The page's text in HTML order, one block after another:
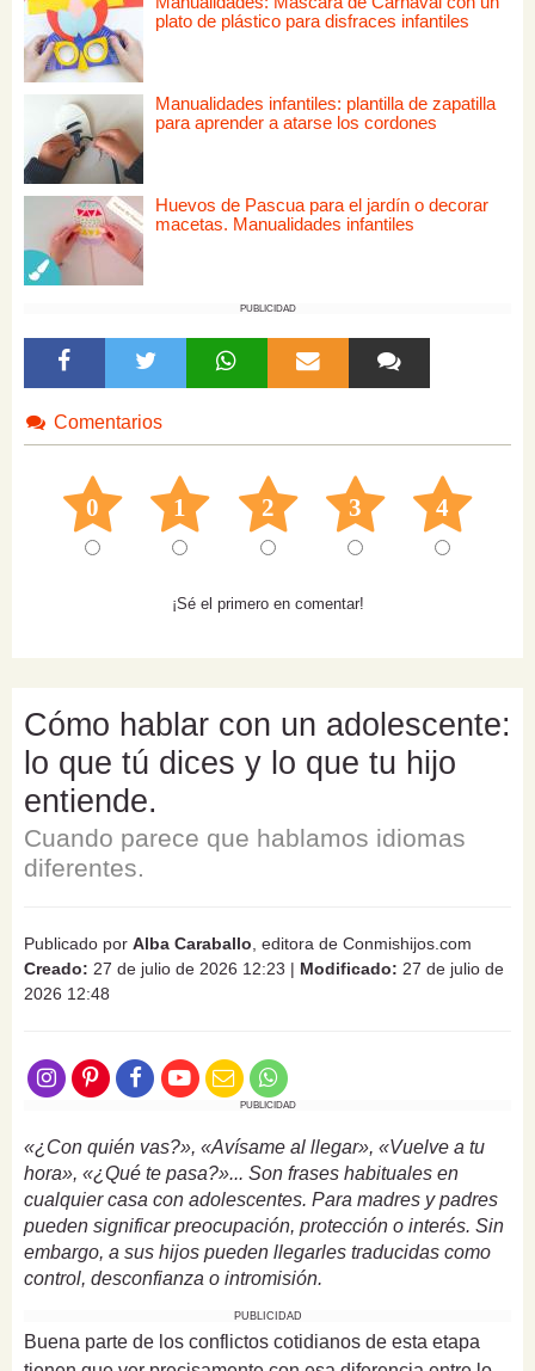
plato de plástico para disfraces infantiles
Manualidades infantiles: plantilla de zapatilla
para aprender a atarse los cordones
Huevos de Pascua para el jardín o decorar
macetas. Manualidades infantiles
PUBLICIDAD
Comentarios
0 1 2 3 4
¡Sé el primero en comentar!
Cómo hablar con un adolescente:
lo que tú dices y lo que tu hijo
entiende.
Cuando parece que hablamos idiomas
diferentes.
Publicado por Alba Caraballo , editora de Conmishijos.com
Creado: 27 de julio de 2026 12:23 | Modificado: 27 de julio de
2026 12:48
PUBLICIDAD
«¿Con quién vas?», «Avísame al llegar», «Vuelve a tu
hora», «¿Qué te pasa?»... Son frases habituales en
cualquier casa con adolescentes. Para madres y padres
pueden significar preocupación, protección o interés. Sin
embargo, a sus hijos pueden llegarles traducidas como
control, desconfianza o intromisión.
PUBLICIDAD
Buena parte de los conflictos cotidianos de esta etapa